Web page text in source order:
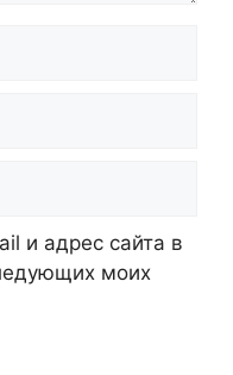
и адрес сайта в
моих